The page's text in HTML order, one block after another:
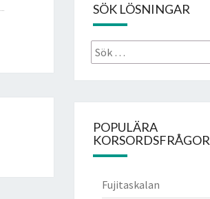
SÖK LÖSNINGAR
Sök
efter:
POPULÄRA
KORSORDSFRÅGOR
Fujitaskalan